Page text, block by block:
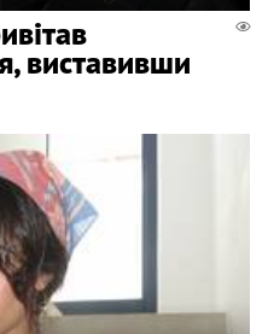
виставивши